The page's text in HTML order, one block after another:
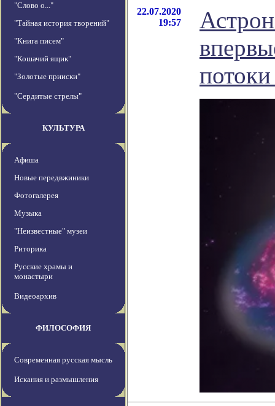
"Слово о..."
"Тайная история творений"
"Книга писем"
"Кошачий ящик"
"Золотые прииски"
"Сердитые стрелы"
КУЛЬТУРА
Афиша
Новые передвжиники
Фотогалерея
Музыка
"Неизвестные" музеи
Риторика
Русские храмы и
монастыри
Видеоархив
ФИЛОСОФИЯ
Современная русская мысль
Искания и размышления
22.07.2020
19:57